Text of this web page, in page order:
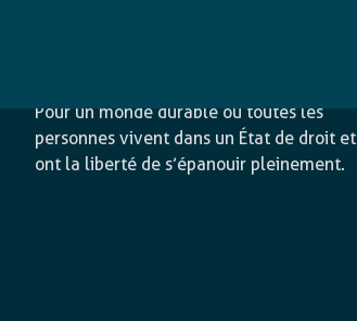
Pour un monde durable où toutes les
personnes vivent dans un État de droit et
ont la liberté de s’épanouir pleinement.